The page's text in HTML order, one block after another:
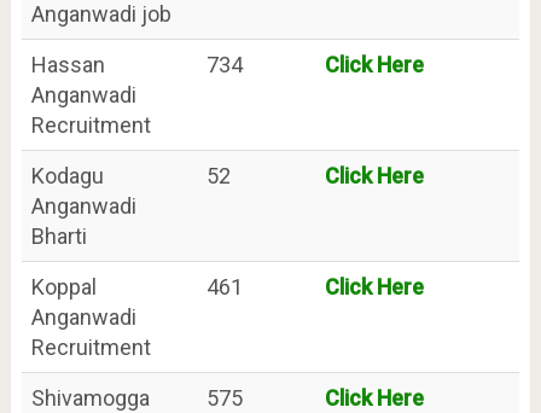
Anganwadi job
Hassan
Anganwadi
Recruitment
734 Click Here
Kodagu
Anganwadi
Bharti
52 Click Here
Koppal
Anganwadi
Recruitment
461 Click Here
Shivamogga
575 Click Here